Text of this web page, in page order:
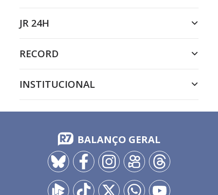
JR 24H
RECORD
INSTITUCIONAL
BALANÇO GERAL